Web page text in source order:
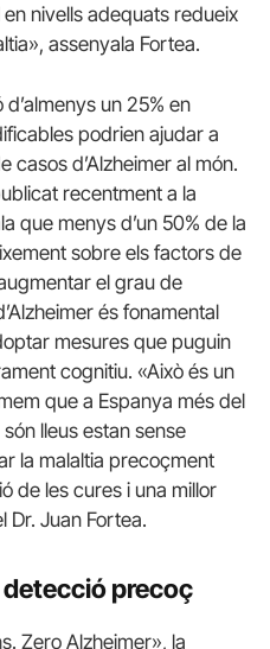
nivells adequats redueix
assenyala Fortea.
un 25% en
podrien ajudar a
casos d’Alzheimer al món.
recentment a la
que menys d’un 50% de la
sobre els factors de
el grau de
és fonamental
mesures que puguin
cognitiu. «Això és un
que a Espanya més del
lleus estan sense
la malaltia precoçment
de les cures i una millor
Dr. Juan Fortea.
precoç
Zero Alzheimer», la